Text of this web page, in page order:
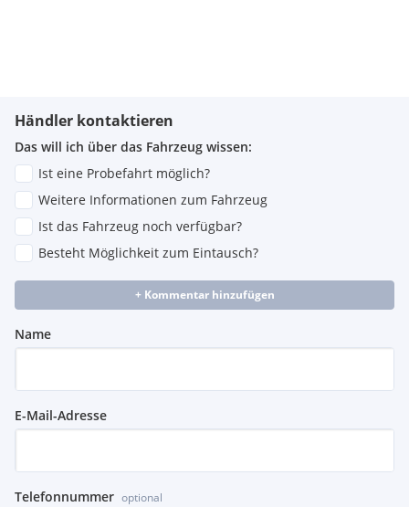
Händler kontaktieren
Das will ich über das Fahrzeug wissen:
Ist eine Probefahrt möglich?
Weitere Informationen zum Fahrzeug
Ist das Fahrzeug noch verfügbar?
Besteht Möglichkeit zum Eintausch?
+ Kommentar hinzufügen
Name
E-Mail-Adresse
Telefonnummer optional